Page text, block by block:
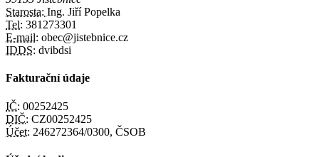
Starosta: Ing. Jiří Popelka
Tel: 381273301
E-mail: obec@jistebnice.cz
IDDS: dvibdsi
Fakturační údaje
IČ: 00252425
DIČ: CZ00252425
Účet: 246272364/0300, ČSOB